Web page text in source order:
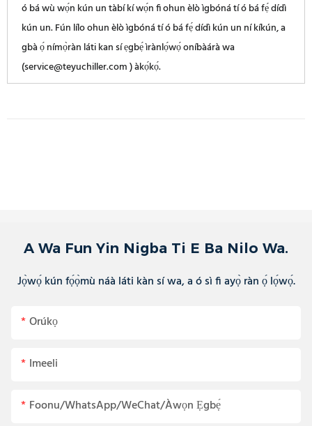
ó bá wù wọ́n kún un tàbí kí wọ́n fi ohun èlò ìgbóná tí ó bá fẹ́ dídì
kún un. Fún lílo ohun èlò ìgbóná tí ó bá fẹ́ dídì kún un ní kíkún, a
gbà ọ́ nímọ̀ràn láti kan sí ẹgbẹ́ ìrànlọ́wọ́ oníbàárà wa
(service@teyuchiller.com ) àkọ́kọ́.
A Wa Fun Yin Nigba Ti E Ba Nilo Wa.
Jọ̀wọ́ kún fọ́ọ̀mù náà láti kàn sí wa, a ó sì fi ayọ̀ ràn ọ́ lọ́wọ́.
Orúkọ
Imeeli
Foonu/WhatsApp/WeChat/Àwọn Ẹgbẹ́